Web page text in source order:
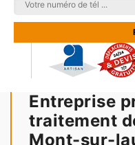
Entreprise
traitement
Mont-sur-